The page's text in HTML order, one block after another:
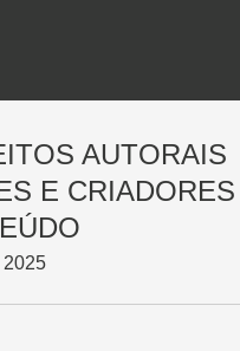
AUTORAIS
E CRIADORES
2025